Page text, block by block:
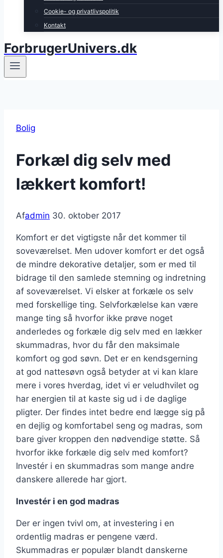
Cookie- og privatlivspolitik
Kontakt
ForbrugerUnivers.dk
Bolig
Forkæl dig selv med
lækkert komfort!
Afadmin 30. oktober 2017
Komfort er det vigtigste når det kommer til
soveværelset. Men udover komfort er det også
de mindre dekorative detaljer, som er med til
bidrage til den samlede stemning og indretning
af soveværelset. Vi elsker at forkæle os selv
med forskellige ting. Selvforkælelse kan være
mange ting så hvorfor ikke prøve noget
anderledes og forkæle dig selv med en lækker
skummadras, hvor du får den maksimale
komfort og god søvn. Det er en kendsgerning
at god nattesøvn også betyder at vi kan klare
mere i vores hverdag, idet vi er veludhvilet og
har energien til at kaste sig ud i de daglige
pligter. Der findes intet bedre end lægge sig på
en dejlig og komfortabel seng og madras, som
bare giver kroppen den nødvendige støtte. Så
hvorfor ikke forkæle dig selv med komfort?
Investér i en skummadras som mange andre
danskere allerede har gjort.
Investér i en god madras
Der er ingen tvivl om, at investering i en
ordentlig madras er pengene værd.
Skummadras er populær blandt danskerne